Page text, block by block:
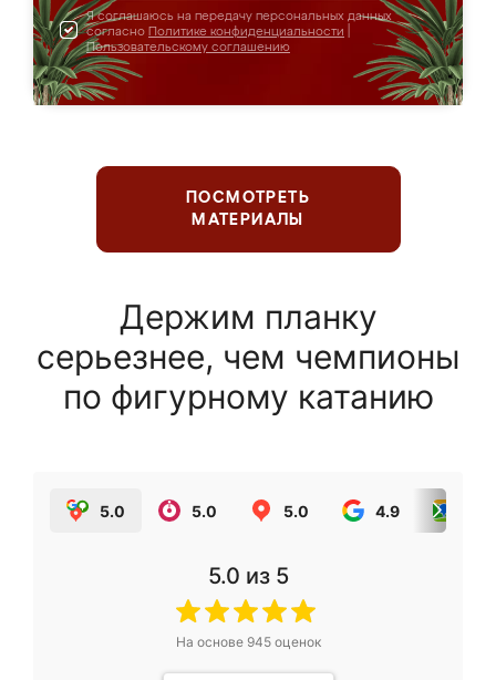
Я соглашаюсь на передачу персональных данных
согласно Политике конфиденциальности
Пользовательскому соглашению
ПОСМОТРЕТЬ
МАТЕРИАЛЫ
Держим планку
серьезнее, чем чемпионы
по фигурному катанию
5.0 5.0 5.0 4.9
5.0 из 5
На основе 945оценок